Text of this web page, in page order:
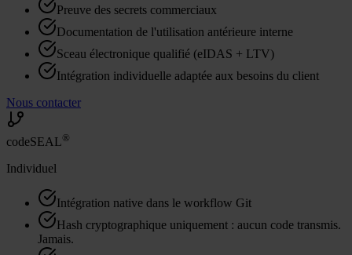
Preuve des secrets commerciaux
Documentation de l'utilisation antérieure interne
Sceau électronique qualifié (eIDAS + LTV)
Intégration individuelle adaptée aux besoins du client
Nous contacter
codeSEAL®
Individuel
Intégration native dans le workflow Git
Hash cryptographique uniquement : aucun code transmis.
Jamais.